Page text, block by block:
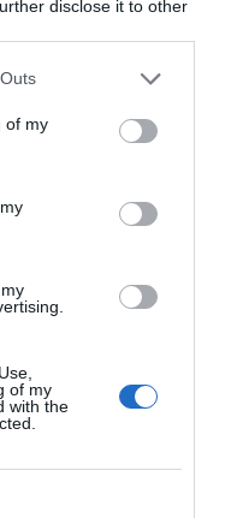
disclose it to other
of my
of my
with the